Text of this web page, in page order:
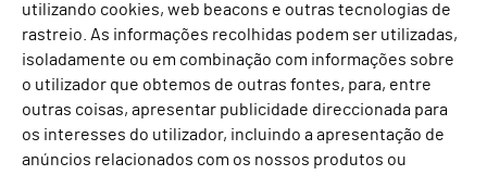
utilizando cookies, web beacons e outras tecnologias de
rastreio. As informações recolhidas podem ser utilizadas,
isoladamente ou em combinação com informações sobre
o utilizador que obtemos de outras fontes, para, entre
outras coisas, apresentar publicidade direccionada para
os interesses do utilizador, incluindo a apresentação de
anúncios relacionados com os nossos produtos ou